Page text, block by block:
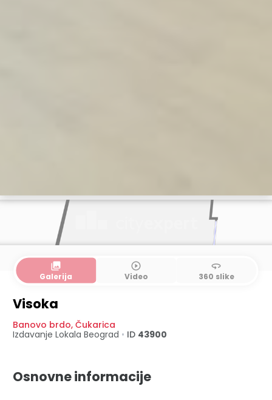
collections
Galerija
play_circle_outline
Video
360
360 slike
Visoka
Banovo brdo, Čukarica
Izdavanje Lokala Beograd • ID 43900
Osnovne informacije